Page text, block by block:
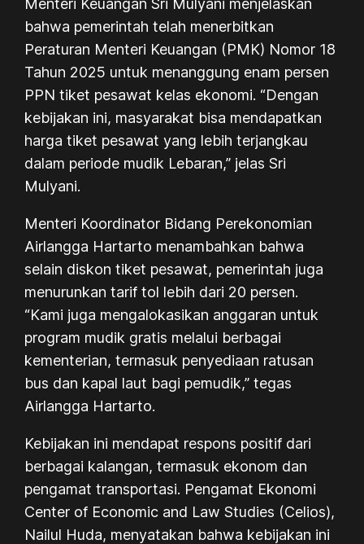
Menteri Keuangan Sri Mulyani menjelaskan
bahwa pemerintah telah menerbitkan
Peraturan Menteri Keuangan (PMK) Nomor 18
Tahun 2025 untuk menanggung enam persen
PPN tiket pesawat kelas ekonomi. “Dengan
kebijakan ini, masyarakat bisa mendapatkan
harga tiket pesawat yang lebih terjangkau
dalam periode mudik Lebaran,” jelas Sri
Mulyani.
Menteri Koordinator Bidang Perekonomian
Airlangga Hartarto menambahkan bahwa
selain diskon tiket pesawat, pemerintah juga
menurunkan tarif tol lebih dari 20 persen.
“Kami juga mengalokasikan anggaran untuk
program mudik gratis melalui berbagai
kementerian, termasuk penyediaan ratusan
bus dan kapal laut bagi pemudik,” tegas
Airlangga Hartarto.
Kebijakan ini mendapat respons positif dari
berbagai kalangan, termasuk ekonom dan
pengamat transportasi. Pengamat Ekonomi
Center of Economic and Law Studies (Celios),
Nailul Huda, menyatakan bahwa kebijakan ini